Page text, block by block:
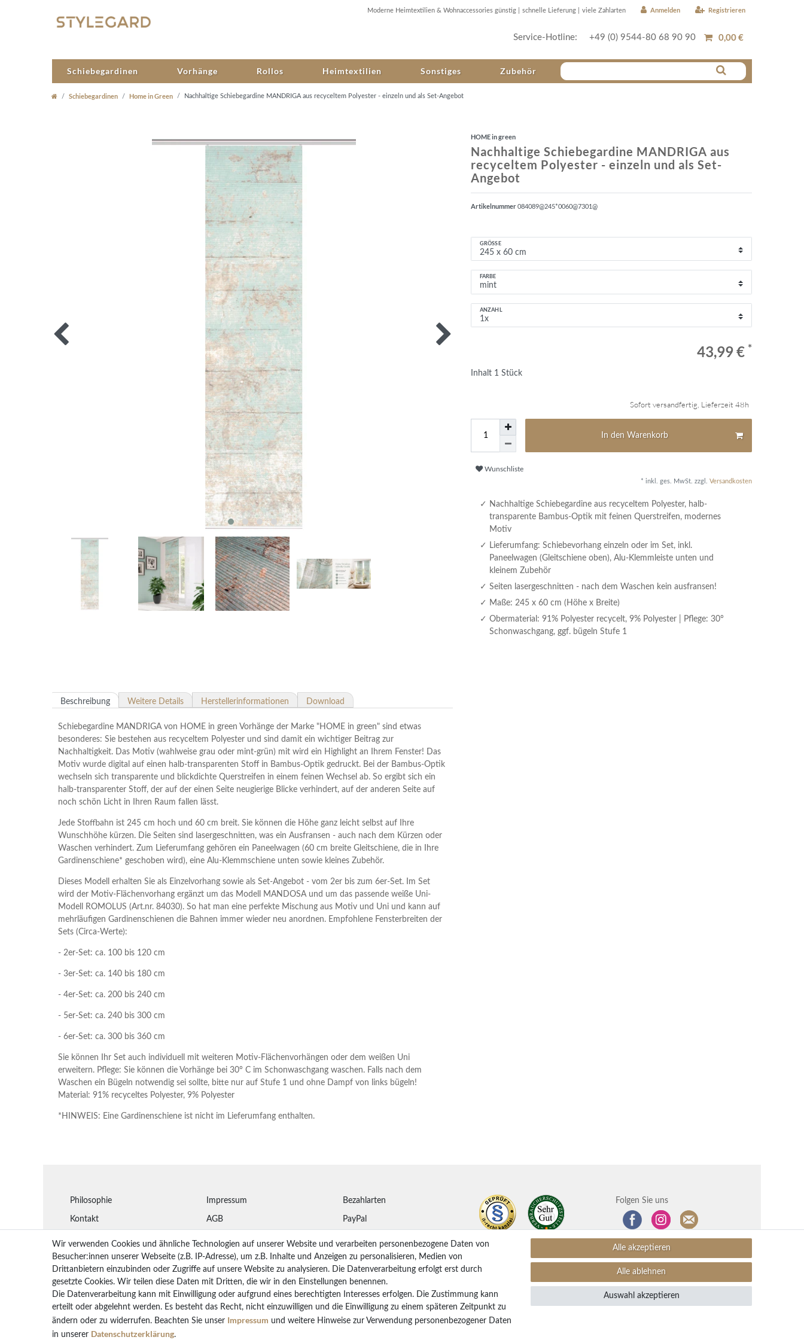
Moderne Heimtextilien & Wohnaccessories günstig | schnelle Lieferung | viele Zahlarten Anmelden Registrieren
Service-Hotline: +49 (0) 9544-80 68 90 90 0,00 €
Schiebegardinen Vorhänge Rollos Heimtextilien Sonstiges Zubehör
Schiebegardinen Home in Green Nachhaltige Schiebegardine MANDRIGA aus recyceltem Polyester - einzeln und als Set-Angebot
HOME in green
Nachhaltige Schiebegardine MANDRIGA aus
recyceltem Polyester - einzeln und als Set-
Angebot
Artikelnummer084089@245*0060@7301@
GRÖSSE
FARBE
ANZAHL
43,99 € *
Inhalt 1 Stück
Sofort versandfertig, Lieferzeit 48h
In den Warenkorb
Wunschliste
* inkl. ges. MwSt. zzgl. Versandkosten
Nachhaltige Schiebegardine aus recyceltem Polyester, halb-
transparente Bambus-Optik mit feinen Querstreifen, modernes
Motiv
Lieferumfang: Schiebevorhang einzeln oder im Set, inkl.
Paneelwagen (Gleitschiene oben), Alu-Klemmleiste unten und
kleinem Zubehör
Seiten lasergeschnitten - nach dem Waschen kein ausfransen!
Maße: 245 x 60 cm (Höhe x Breite)
Obermaterial: 91% Polyester recycelt, 9% Polyester | Pflege: 30°
Schonwaschgang, ggf. bügeln Stufe 1
Beschreibung Weitere Details Herstellerinformationen Download
Schiebegardine MANDRIGA von HOME in green Vorhänge der Marke "HOME in green" sind etwas
besonderes: Sie bestehen aus recyceltem Polyester und sind damit ein wichtiger Beitrag zur
Nachhaltigkeit. Das Motiv (wahlweise grau oder mint-grün) mit wird ein Highlight an Ihrem Fenster! Das
Motiv wurde digital auf einen halb-transparenten Stoff in Bambus-Optik gedruckt. Bei der Bambus-Optik
wechseln sich transparente und blickdichte Querstreifen in einem feinen Wechsel ab. So ergibt sich ein
halb-transparenter Stoff, der auf der einen Seite neugierige Blicke verhindert, auf der anderen Seite auf
noch schön Licht in Ihren Raum fallen lässt.
Jede Stoffbahn ist 245 cm hoch und 60 cm breit. Sie können die Höhe ganz leicht selbst auf Ihre
Wunschhöhe kürzen. Die Seiten sind lasergeschnitten, was ein Ausfransen - auch nach dem Kürzen oder
Waschen verhindert. Zum Lieferumfang gehören ein Paneelwagen (60 cm breite Gleitschiene, die in Ihre
Gardinenschiene* geschoben wird), eine Alu-Klemmschiene unten sowie kleines Zubehör.
Dieses Modell erhalten Sie als Einzelvorhang sowie als Set-Angebot - vom 2er bis zum 6er-Set. Im Set
wird der Motiv-Flächenvorhang ergänzt um das Modell MANDOSA und um das passende weiße Uni-
Modell ROMOLUS (Art.nr. 84030). So hat man eine perfekte Mischung aus Motiv und Uni und kann auf
mehrläufigen Gardinenschienen die Bahnen immer wieder neu anordnen. Empfohlene Fensterbreiten der
Sets (Circa-Werte):
- 2er-Set: ca. 100 bis 120 cm
- 3er-Set: ca. 140 bis 180 cm
- 4er-Set: ca. 200 bis 240 cm
- 5er-Set: ca. 240 bis 300 cm
- 6er-Set: ca. 300 bis 360 cm
Sie können Ihr Set auch individuell mit weiteren Motiv-Flächenvorhängen oder dem weißen Uni
erweitern. Pflege: Sie können die Vorhänge bei 30° C im Schonwaschgang waschen. Falls nach dem
Waschen ein Bügeln notwendig sei sollte, bitte nur auf Stufe 1 und ohne Dampf von links bügeln!
Material: 91% recyceltes Polyester, 9% Polyester
*HINWEIS: Eine Gardinenschiene ist nicht im Lieferumfang enthalten.
Philosophie
Kontakt
Glossar
Arbeiten bei STYLEGARD
Impressum
AGB
Datenschutz
Lieferung
Rückgaberecht
Vertrag widerrufen
Bezahlarten
PayPal
Kreditkarten
Kauf auf Rechnung
Folgen Sie uns
Wir verwenden Cookies und ähnliche Technologien auf unserer Website und verarbeiten personenbezogene Daten von
Besucher:innen unserer Webseite (z.B. IP-Adresse), um z.B. Inhalte und Anzeigen zu personalisieren, Medien von
Drittanbietern einzubinden oder Zugriffe auf unsere Website zu analysieren. Die Datenverarbeitung erfolgt erst durch
gesetzte Cookies. Wir teilen diese Daten mit Dritten, die wir in den Einstellungen benennen.
Die Datenverarbeitung kann mit Einwilligung oder aufgrund eines berechtigten Interesses erfolgen. Die Zustimmung kann
erteilt oder abgelehnt werden. Es besteht das Recht, nicht einzuwilligen und die Einwilligung zu einem späteren Zeitpunkt zu
ändern oder zu widerrufen. Beachten Sie unser Impressum und weitere Hinweise zur Verwendung personenbezogener Daten
in unserer Daten­schutz­erklärung.
Alle akzeptieren
Alle ablehnen
Auswahl akzeptieren